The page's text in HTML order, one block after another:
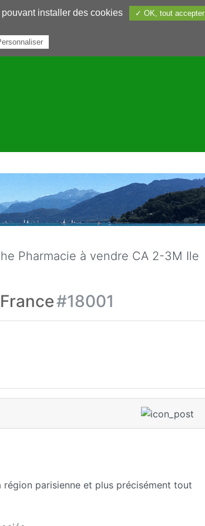
annonces Nous contacter Utile
Pharmacie à vendre CA 2-3M Ile
#18001
parisienne et plus précisément tout
installer des cookies ✓ OK, tout accepter